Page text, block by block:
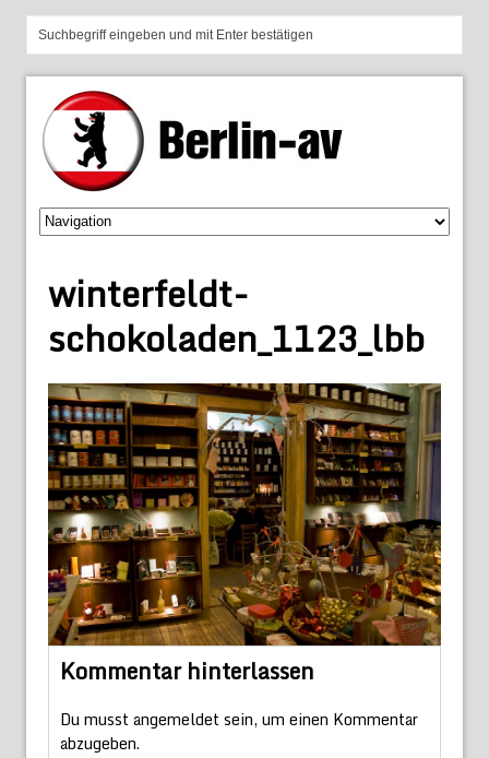
winterfeldt-
schokoladen_1123_lbb
Kommentar hinterlassen
Du musst angemeldet sein, um einen Kommentar
abzugeben.